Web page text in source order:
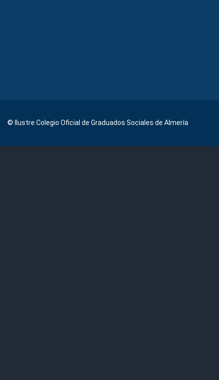
© Ilustre Colegio Oficial de Graduados Sociales de Almería